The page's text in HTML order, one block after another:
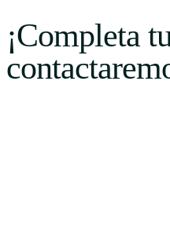
¡Completa